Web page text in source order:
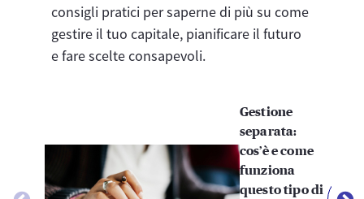
consigli pratici per saperne di più su come
gestire il tuo capitale, pianificare il futuro
e fare scelte consapevoli.
Gestione
separata:
cos’è e come
funziona
questo tipo di